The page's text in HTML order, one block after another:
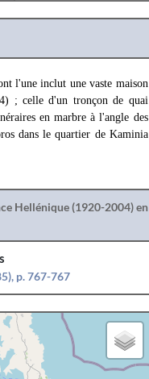
l'une inclut une vaste maison
; celle d'un tronçon de quai
en marbre à l'angle des
dans le quartier de Kaminia
Hellénique (1920-2004) en
p. 767-767